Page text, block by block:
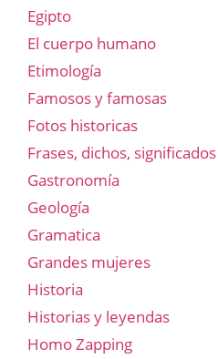
Egipto
El cuerpo humano
Etimología
Famosos y famosas
Fotos historicas
Frases, dichos, significados
Gastronomía
Geología
Gramatica
Grandes mujeres
Historia
Historias y leyendas
Homo Zapping